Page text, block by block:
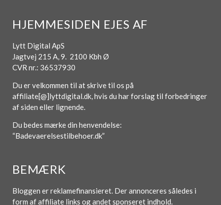
HJEMMESIDEN EJES AF
Lytt Digital ApS
Jagtvej 215 A, 9. 2100 Kbh Ø
CVR nr.: 36537930
Du er velkommen til at skrive til os på
affiliate[@]lyttdigital.dk, hvis du har forslag til forbedringer
af siden eller lignende.
Du bedes mærke din henvendelse:
“Badevaerelsestilbehoer.dk”
BEMÆRK
Bloggen er reklamefinansieret. Der annonceres således i
form af affiliate links og andet sponseret indhold.